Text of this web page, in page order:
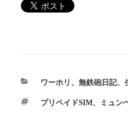
カ
ゴ
ワーホリ 、 無鉄砲日記、
タ
プリペイドSIM、 ミュン